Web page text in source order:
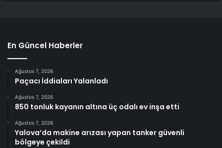
En Güncel Haberler
Ağustos 7, 2026
Paçacı İddiaları Yalanladı
Ağustos 7, 2026
850 tonluk kayanın altına üç odalı ev inşa etti
Ağustos 7, 2026
Yalova’da makine arızası yapan tanker güvenli
bölgeye çekildi